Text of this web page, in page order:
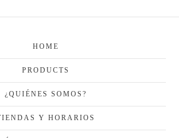
HOME
PRODUCTS
¿QUIÉNES SOMOS?
Y HORARIOS